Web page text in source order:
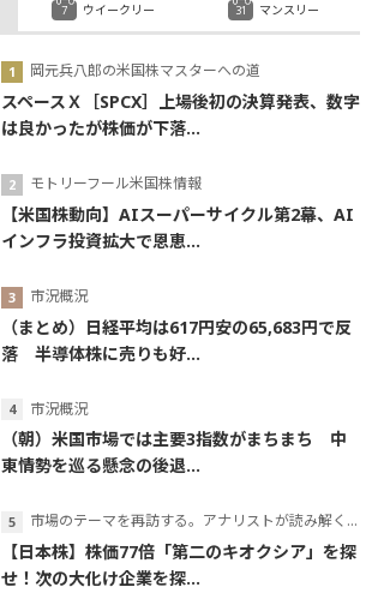
岡元兵八郎の米国株マスターへの道
スペースＸ［SPCX］上場後初の決算発表、数字
は良かったが株価が下落...
モトリーフール米国株情報
【米国株動向】AIスーパーサイクル第2幕、AI
インフラ投資拡大で恩恵...
市況概況
（まとめ）日経平均は617円安の65,683円で反
落 半導体株に売りも好...
市況概況
（朝）米国市場では主要3指数がまちまち 中
東情勢を巡る懸念の後退...
市場のテーマを再訪する。アナリストが読み解くテーマの本質
【日本株】株価77倍「第二のキオクシア」を探
せ！次の大化け企業を探...
ウイークリー マンスリー